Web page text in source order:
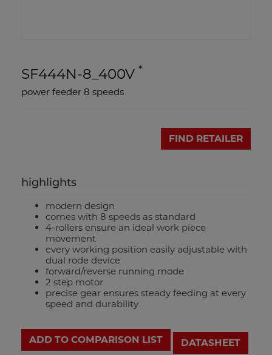
SF444N-8_400V *
power feeder 8 speeds
FIND RETAILER
highlights
modern design
comes with 8 speeds as standard
4-rollers ensure an ideal work piece
movement
every working position easily adjustable with
dual rode device
forward/reverse running mode
2 step motor
precise gear ensures steady feeding at every
speed and durability
ADD TO COMPARISON LIST DATASHEET